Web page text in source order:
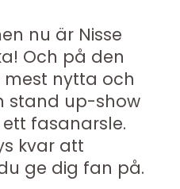
nu är Nisse
Och på den
nytta och
stand up-show
fasanarsle.
kvar att
ge dig fan på.